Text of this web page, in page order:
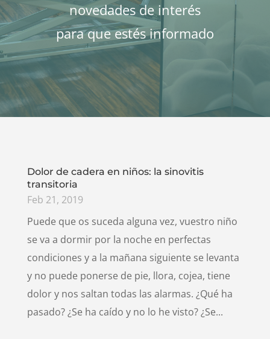
novedades de interés
para que estés informado
Dolor de cadera en niños: la sinovitis
transitoria
Feb 21, 2019
Puede que os suceda alguna vez, vuestro niño
se va a dormir por la noche en perfectas
condiciones y a la mañana siguiente se levanta
y no puede ponerse de pie, llora, cojea, tiene
dolor y nos saltan todas las alarmas. ¿Qué ha
pasado? ¿Se ha caído y no lo he visto? ¿Se...